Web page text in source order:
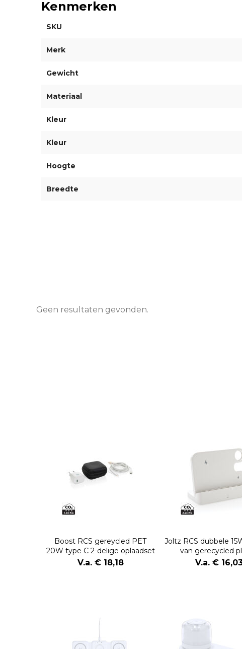
Kenmerken
SKU
Merk
Gewicht
Materiaal
Kleur
Kleur
Hoogte
Breedte
Geen resultaten gevonden.
Boost RCS gereycled PET
20W type C 2-delige oplaadset
V.a. € 18,18
Joltz RCS dubbele
van gerecycled
V.a. €